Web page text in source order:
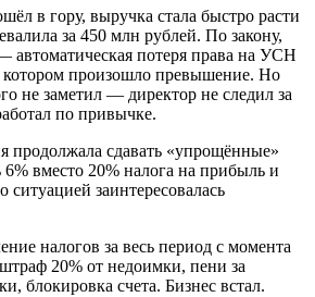
в гору, выручка стала быстро расти
за 450 млн рублей. По закону,
потеря права на УСН
котором произошло превышение. Но
не заметил — директор не следил за
по привычке.
продолжала сдавать «упрощённые»
6% вместо 20% налога на прибыль и
заинтересовалась
налогов за весь период с момента
20% от недоимки, пени за
блокировка счета. Бизнес встал.